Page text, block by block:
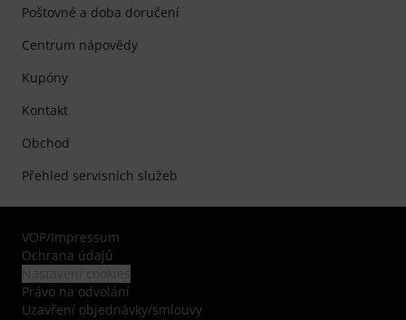
Poštovné a doba doručení
Centrum nápovědy
Kupóny
Kontakt
Obchod
Přehled servisních služeb
VOP/Impressum
Ochrana údajů
Právo na odvolání
Uzavření objednávky/smlouvy